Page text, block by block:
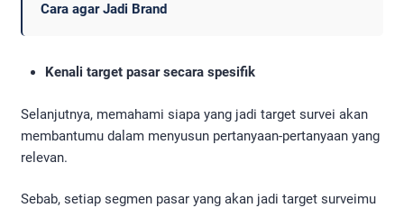
Cara agar Jadi Brand
Kenali target pasar secara spesifik
Selanjutnya, memahami siapa yang jadi target survei akan
membantumu dalam menyusun pertanyaan-pertanyaan yang
relevan.
Sebab, setiap segmen pasar yang akan jadi target surveimu